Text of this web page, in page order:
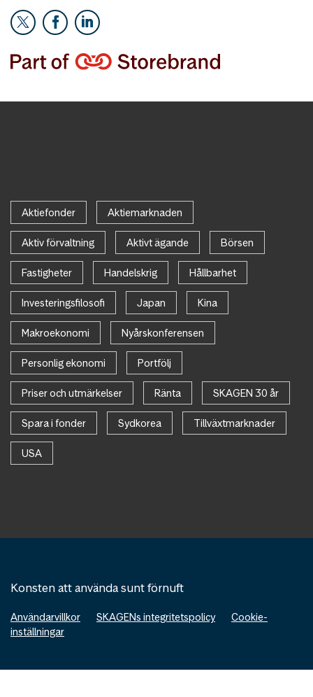
Aktiefonder Aktiemarknaden
Aktiv förvaltning Aktivt ägande Börsen
Fastigheter Handelskrig Hållbarhet
Investeringsfilosofi Japan Kina
Makroekonomi Nyårskonferensen
Personlig ekonomi Portfölj
Priser och utmärkelser Ränta SKAGEN 30 år
Spara i fonder Sydkorea Tillväxtmarknader
USA
Konsten att använda sunt förnuft
Användarvillkor SKAGENs integritetspolicy
Cookie-
inställningar